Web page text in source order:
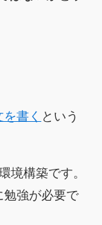
書く という
境構築です。
勉強が必要で